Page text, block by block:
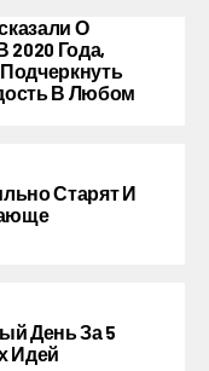
О
2020 Года,
В Любом
Старят И
День За 5
Идей